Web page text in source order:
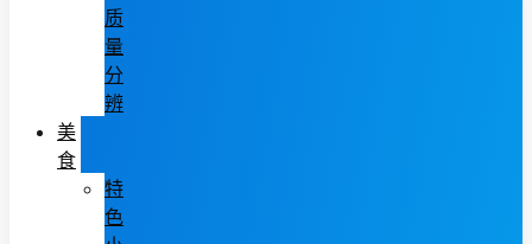
质
量
分
辨
美
食
特
色